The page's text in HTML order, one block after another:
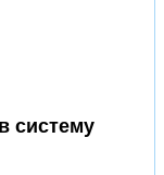
систему